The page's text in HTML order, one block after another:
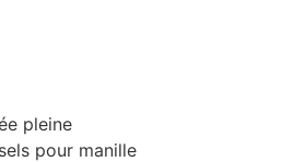
pleine
pour manille